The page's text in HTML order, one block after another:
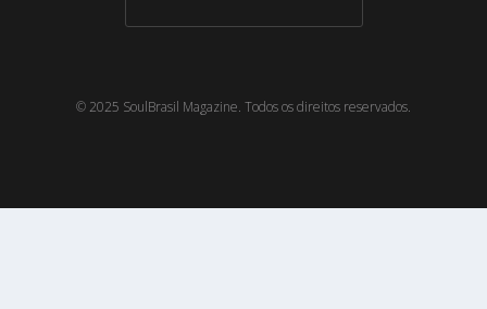
© 2025 SoulBrasil Magazine. Todos os direitos reservados.